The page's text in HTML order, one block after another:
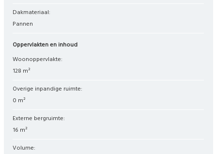
Dakmateriaal:
Pannen
Oppervlakten en inhoud
Woonoppervlakte:
128 m²
Overige inpandige ruimte:
0 m²
Externe bergruimte:
16 m²
Volume: